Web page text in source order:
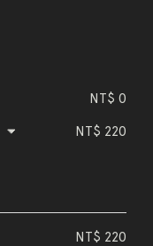
NT$ 0
NT$ 220
NT$ 220